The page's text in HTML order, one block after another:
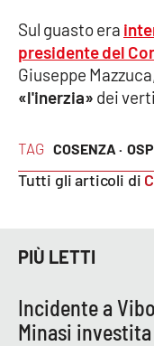
Società
Sport
Good Morning
Leggendo Alvaro
Imprese Di
TAG COSENZA ·
Tutti gli articoli di
Sul guasto era
presidente del
Giuseppe
«l'inerzia» dei
PIÙ LETTI
Incidente a
Minasi